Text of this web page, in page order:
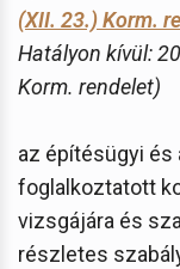
(XII. 23.) Korm.
Hatályon kívül:
Korm. rendelet)
az építésügyi és
foglalkoztatott
vizsgájára és
részletes